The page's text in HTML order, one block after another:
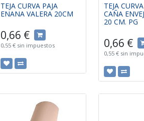
TEJA CURVA PAJA
ENANA VALERA 20CM
0,66 €
0,55 € sin impuestos
TEJA
CAÑA
20 CM. PG
0,66 €
0,55 € sin